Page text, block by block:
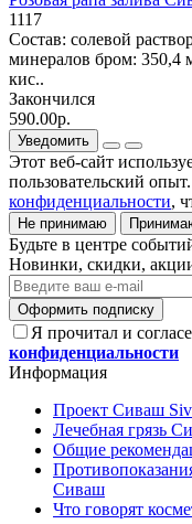
1117
Состав: солевой
минералов бром: 350,4
кис..
Закончился
590.00р.
Уведомить
Этот веб-сайт
пользовательский
конфиденциальности,
Не принимаю
Будьте в центре
Новинки, скидки,
Оформить подписку
Я прочитал и
конфиденциальности
Информация
Проект Сиваш
Лечебная грязь
Общие
Сиваш
Что говорят